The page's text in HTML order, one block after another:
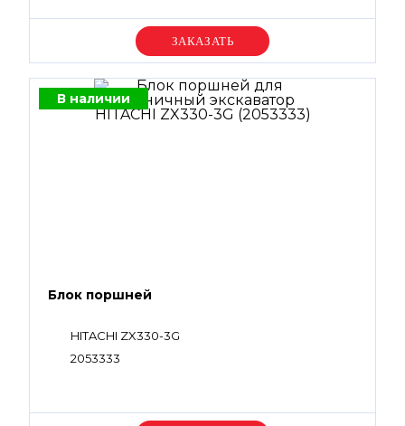
Уточняйте цену
В наличии
Блок поршней
HITACHI ZX330-3G
2053333